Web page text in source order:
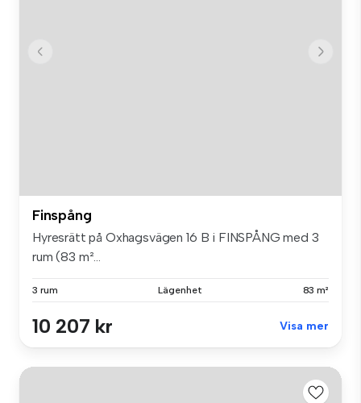
Finspång
Hyresrätt på Oxhagsvägen 16 B i FINSPÅNG med 3
rum (83 m²...
3 rum Lägenhet 83 m²
10 207 kr Visa mer